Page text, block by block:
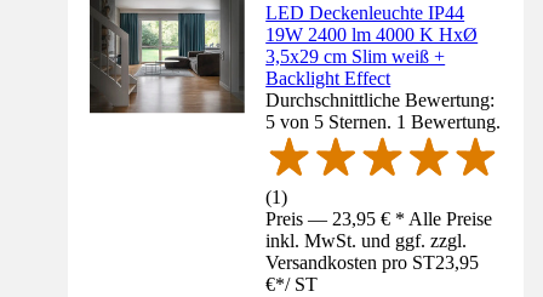
LED Deckenleuchte IP44
19W 2400 lm 4000 K HxØ
3,5x29 cm Slim weiß +
Backlight Effect
Durchschnittliche Bewertung:
5 von 5 Sternen. 1 Bewertung.
(1)
Preis — 23,95 € * Alle Preise
inkl. MwSt. und ggf. zzgl.
Versandkosten pro ST23,95
€*/ ST